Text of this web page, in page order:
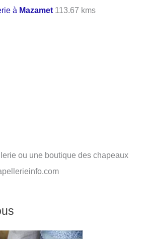
à Mazamet 113.67 kms
ou une boutique des chapeaux